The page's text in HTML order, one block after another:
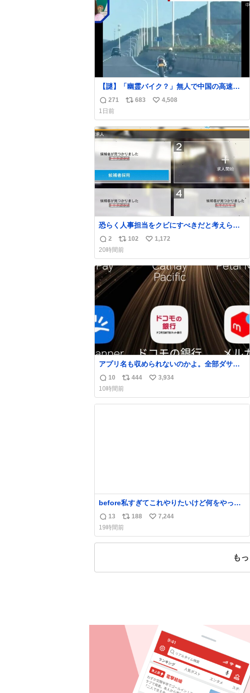
【謎】「幽霊バイク？」無人で中国の高速道
路を爆走 中国で珍しい光景が目撃された。人
が乗っていないバイクが高速道路を倒れず走
り続けており、さらに車線変更も。そのまま5
キロも走り続けていたという。
返
信
数
271
リ
ス
ト
683
い
ね
数
4,508
1日前
恐らく人事担当をクビにすべきだと考えられ
るが‥‥‥
返
信
数
2
リ
ポ
ス
ト
102
い
ね
数
1,172
20時間前
アプリ名も収められないのかよ。全部ダサく
て本当に凄い。 https://t.co/LemyLGyVkR
返
信
数
10
リ
ポ
ス
444
い
ね
3,934
10時間前
before私すぎてこれやりたいけど何をやった
ら右になれるの
返
信
数
13
リ
ポ
ス
188
い
ね
7,244
19時間前
も